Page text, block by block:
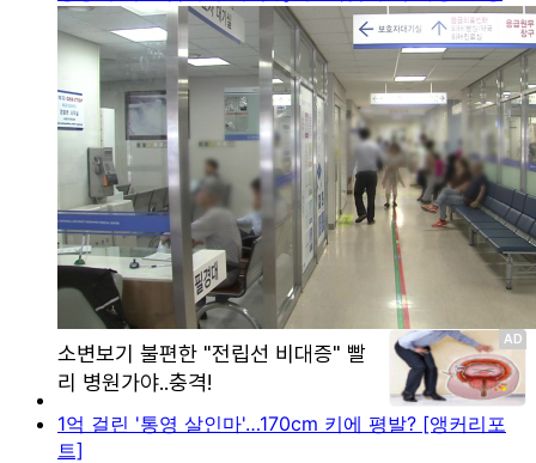
1억 걸린 '통영 살인마'…170cm 키에 평발? [앵커리포
트]